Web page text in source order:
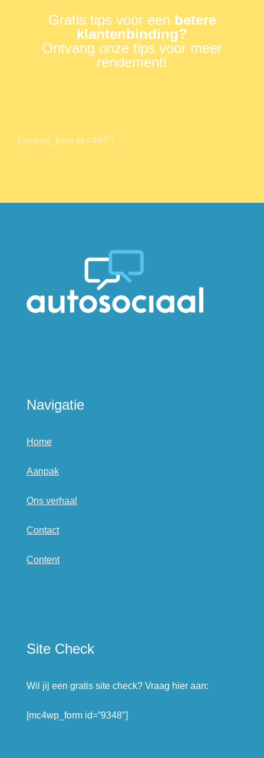
Gratis tips voor een betere
klantenbinding?
Ontvang onze tips voor meer
rendement!
[mc4wp_form id=”445″]
Navigatie
Home
Aanpak
Ons verhaal
Contact
Content
Site Check
Wil jij een gratis site check? Vraag hier aan:
[mc4wp_form id=”9348″]